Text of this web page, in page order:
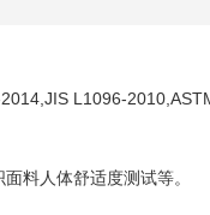
L1096-
料人体舒适度测试等。